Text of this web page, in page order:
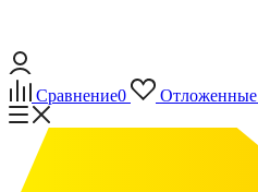
Сравнение0 Отложенные